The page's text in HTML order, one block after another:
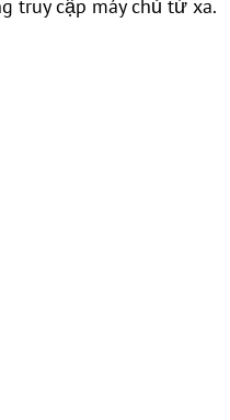
truy cập máy chủ từ xa.